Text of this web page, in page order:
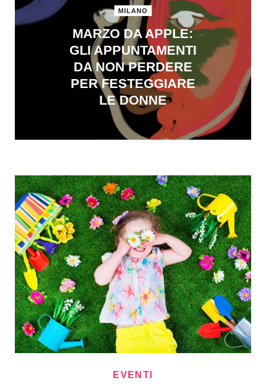
MILANO
MARZO DA APPLE:
GLI APPUNTAMENTI
DA NON PERDERE
PER FESTEGGIARE
LE DONNE
EVENTI